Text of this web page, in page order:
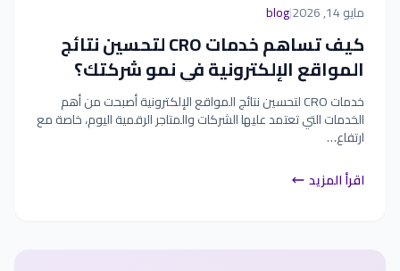
مايو 14, 2026 |
blog
كيف تساهم خدمات CRO لتحسين نتائج
المواقع الإلكترونية في نمو شركتك؟
خدمات CRO لتحسين نتائج المواقع الإلكترونية أصبحت من أهم
الخدمات التي تعتمد عليها الشركات والمتاجر الرقمية اليوم، خاصة مع
ارتفاع…
اقرأ المزيد